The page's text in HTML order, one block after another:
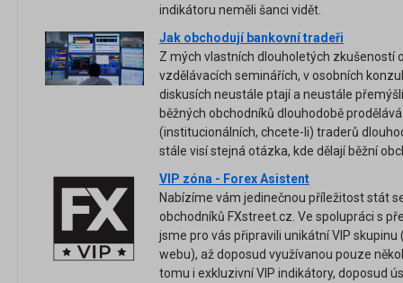
indikátoru neměli šanci vidět.
Jak obchodují bankovní tradeři
Z mých vlastních dlouholetých zkušeností
vzdělávacích seminářích, v osobních
diskusích neustále ptají a neustále
běžných obchodníků dlouhodobě
(institucionálních, chcete-li) traderů
stále visí stejná otázka, kde dělají běžní
VIP zóna - Forex Asistent
Nabízíme vám jedinečnou příležitost stát
obchodníků FXstreet.cz. Ve spolupráci s
jsme pro vás připravili unikátní VIP
webu), až doposud využívanou pouze
tomu i exkluzivní VIP indikátory, doposud